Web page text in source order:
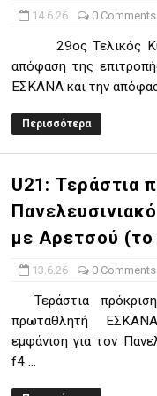
: 39Η
ανδρών
Πανελευσινιακό
η Φιλία
ΑΕ Ρέντη, Πέρα ,
14.6.26 0 Comments
29ος Τελικός
απόφαση της
ΕΣΚΑΝΑ και την
Περισσότερα
U21: Τεράστια
με Αρετσού
13.6.26 0 Comments
Τεράστια
πρωταθλητή
εμφάνιση για τον
f4 ...